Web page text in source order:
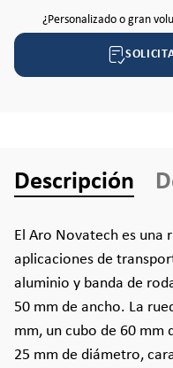
¿Personalizado o gran
Descripción
El Aro Novatech es una
aplicaciones de
aluminio y banda de
50 mm de ancho. La
mm, un cubo de 60 mm
25 mm de diámetro,